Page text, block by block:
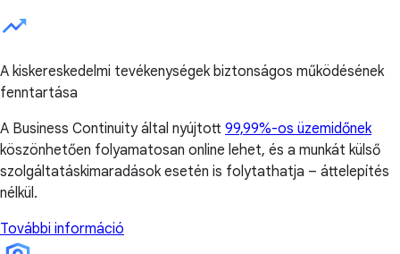
A kiskereskedelmi tevékenységek biztonságos működésének
fenntartása
A Business Continuity által nyújtott 99,99%-os üzemidőnek
köszönhetően folyamatosan online lehet, és a munkát külső
szolgáltatáskimaradások esetén is folytathatja – áttelepítés
nélkül.
További információ